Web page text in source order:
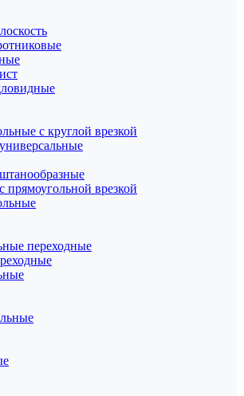
с круглой врезкой
прямоугольной врезкой
переходные